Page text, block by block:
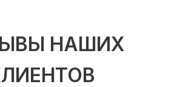
НАШИХ